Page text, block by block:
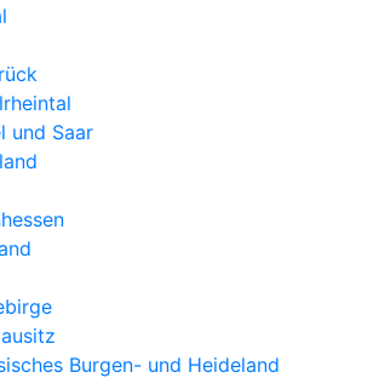
und Saar
Burgen- und Heideland